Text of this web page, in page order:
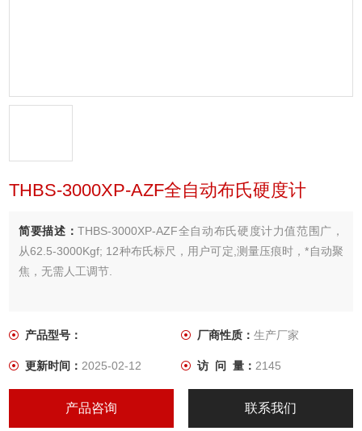
THBS-3000XP-AZF全自动布氏硬度计
简要描述：THBS-3000XP-AZF全自动布氏硬度计力值范围广，
从62.5-3000Kgf; 12种布氏标尺，用户可定,测量压痕时，*自动聚
焦，无需人工调节.
产品型号： 厂商性质： 生产厂家
更新时间：2025-02-12 访 问 量： 2145
产品咨询 联系我们